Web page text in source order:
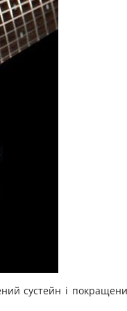
сустейн і